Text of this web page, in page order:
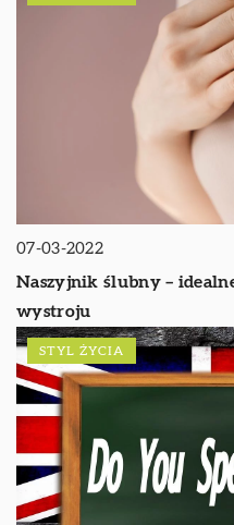
07-03-2022
Naszyjnik ślubny –
wystroju
STYL ŻYCIA